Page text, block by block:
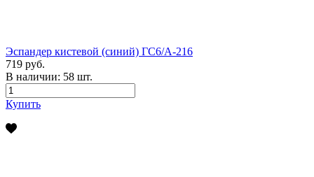
Эспандер кистевой (синий) ГС6/А-216
719 руб.
В наличии: 58 шт.
Купить